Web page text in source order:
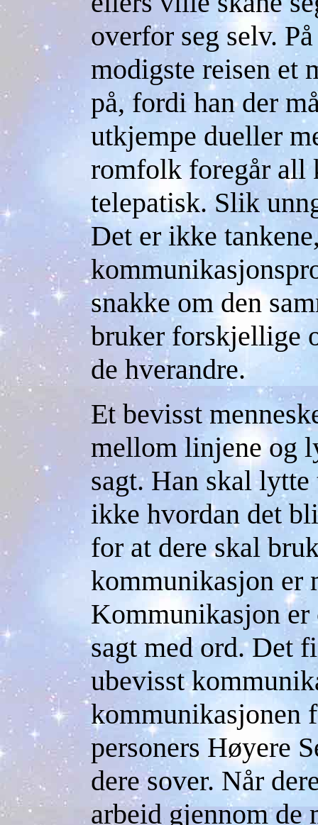
overfor seg selv.
modigste reisen et
på, fordi han der
utkjempe dueller
romfolk foregår all
telepatisk. Slik
Det er ikke
snakke om den
bruker forskjellige
de hverandre.
Et bevisst
mellom linjene og
sagt. Han skal
ikke hvordan det
for at dere skal
kommunikasjon er
Kommunikasjon
sagt med ord. Det
ubevisst
kommunikasjonen
personers Høyere
dere sover. Når
arbeid gjennom de